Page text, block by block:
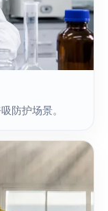
防护场景。